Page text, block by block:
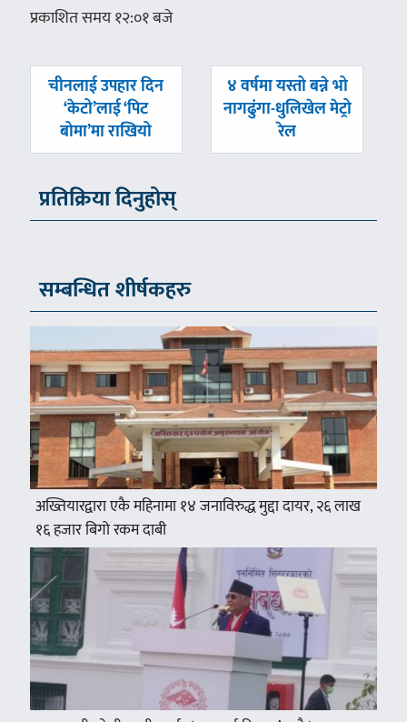
प्रकाशित समय १२:०१ बजे
पछिल्लाे
चीनलाई उपहार दिन
‘केटो’लाई ‘पिट
बोमा’मा राखियो
अघिल्लाे
-
४ वर्षमा यस्तो बन्ने भो
नागढुंगा-धुलिखेल मेट्रो
रेल
प्रतिक्रिया दिनुहोस्
सम्बन्धित शीर्षकहरु
अख्तियारद्वारा एकै महिनामा १४ जनाविरुद्ध मुद्दा दायर, २६ लाख
१६ हजार बिगो रकम दाबी